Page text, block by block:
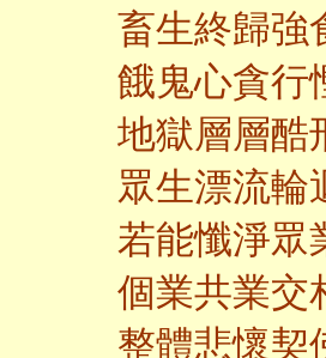
畜生終歸強
餓鬼心貪行
地獄層層酷
眾生漂流輪
若能懺淨眾
個業共業交
整體悲懷契